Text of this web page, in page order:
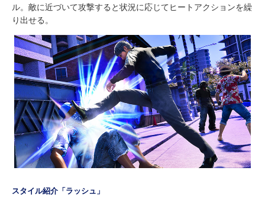
ル。敵に近づいて攻撃すると状況に応じてヒートアクションを繰
り出せる。
スタイル紹介「ラッシュ」